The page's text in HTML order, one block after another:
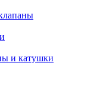
и катушки